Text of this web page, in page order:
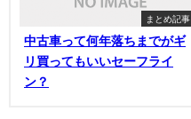
まとめ記事
中古車って何年落ちまでがギ
リ買ってもいいセーフライ
ン？